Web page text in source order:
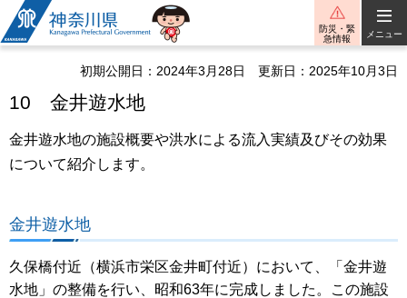
神奈川県
防災・緊
急情報
メニュー
初期公開日：2024年3月28日 更新日：2025年10月3日
10 金井遊水地
金井遊水地の施設概要や洪水による流入実績及びその効果
について紹介します。
金井遊水地
久保橋付近（横浜市栄区金井町付近）において、「金井遊
水地」の整備を行い、昭和63年に完成しました。この施設